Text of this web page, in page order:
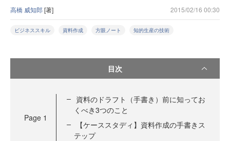
高橋 威知郎[著] 2015/02/16 00:30
ビジネススキル 資料作成 方眼ノート 知的生産の技術
目次
Page 1
資料のドラフト（手書き）前に知ってお
くべき3つのこと
【ケーススタディ】資料作成の手書きス
テップ